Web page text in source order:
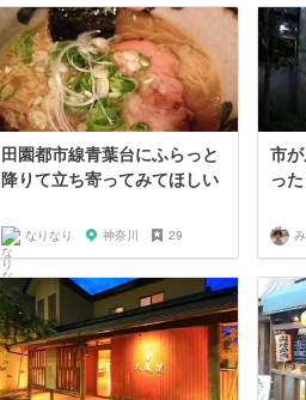
田園都市線青葉台にふらっと
降りて立ち寄ってみてほしい
なりなり 神奈川 29
市
っ